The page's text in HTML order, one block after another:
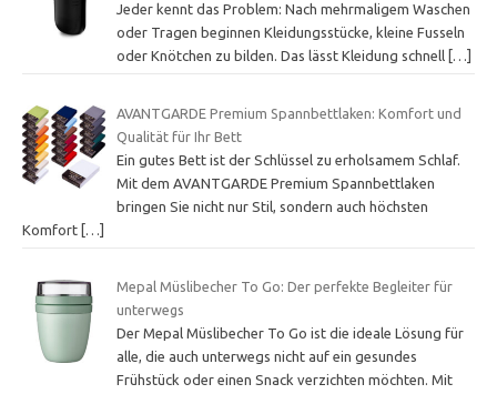
Jeder kennt das Problem: Nach mehrmaligem Waschen
oder Tragen beginnen Kleidungsstücke, kleine Fusseln
oder Knötchen zu bilden. Das lässt Kleidung schnell […]
AVANTGARDE Premium Spannbettlaken: Komfort und
Qualität für Ihr Bett
Ein gutes Bett ist der Schlüssel zu erholsamem Schlaf.
Mit dem AVANTGARDE Premium Spannbettlaken
bringen Sie nicht nur Stil, sondern auch höchsten
Komfort […]
Mepal Müslibecher To Go: Der perfekte Begleiter für
unterwegs
Der Mepal Müslibecher To Go ist die ideale Lösung für
alle, die auch unterwegs nicht auf ein gesundes
Frühstück oder einen Snack verzichten möchten. Mit